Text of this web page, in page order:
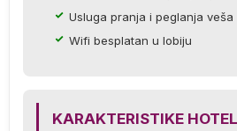
Usluga pranja i peglanja veša
Wifi besplatan u lobiju
KARAKTERISTIKE